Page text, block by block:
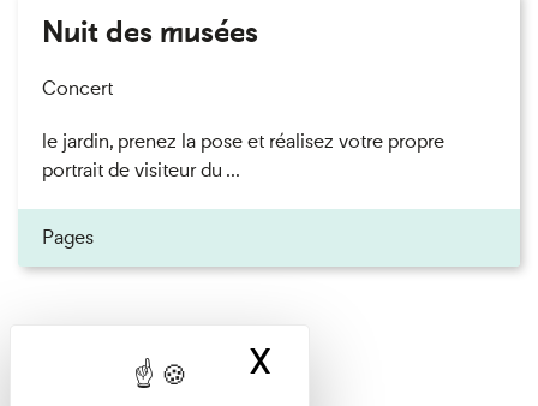
Nuit des musées
Concert
le jardin, prenez la pose et réalisez votre propre
portrait de visiteur du ...
Pages
X